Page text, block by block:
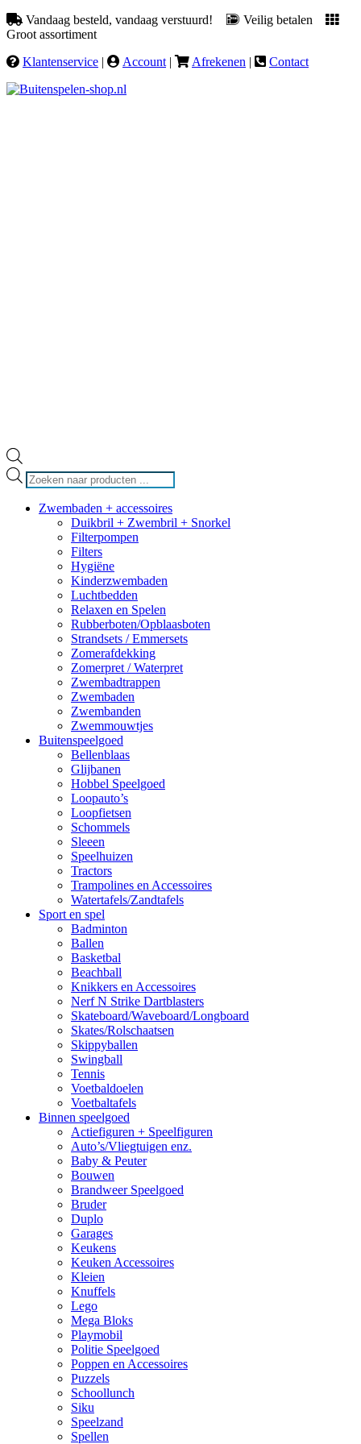
Vandaag besteld, vandaag verstuurd!
Veilig betalen
Groot assortiment
Klantenservice | Account | Afrekenen | Contact
Producten
zoeken
Zwembaden + accessoires
Duikbril + Zwembril + Snorkel
Filterpompen
Filters
Hygiëne
Kinderzwembaden
Luchtbedden
Relaxen en Spelen
Rubberboten/Opblaasboten
Strandsets / Emmersets
Zomerafdekking
Zomerpret / Waterpret
Zwembadtrappen
Zwembaden
Zwembanden
Zwemmouwtjes
Buitenspeelgoed
Bellenblaas
Glijbanen
Hobbel Speelgoed
Loopauto’s
Loopfietsen
Schommels
Sleeen
Speelhuizen
Tractors
Trampolines en Accessoires
Watertafels/Zandtafels
Sport en spel
Badminton
Ballen
Basketbal
Beachball
Knikkers en Accessoires
Nerf N Strike Dartblasters
Skateboard/Waveboard/Longboard
Skates/Rolschaatsen
Skippyballen
Swingball
Tennis
Voetbaldoelen
Voetbaltafels
Binnen speelgoed
Actiefiguren + Speelfiguren
Auto’s/Vliegtuigen enz.
Baby & Peuter
Bouwen
Brandweer Speelgoed
Bruder
Duplo
Garages
Keukens
Keuken Accessoires
Kleien
Knuffels
Lego
Mega Bloks
Playmobil
Politie Speelgoed
Poppen en Accessoires
Puzzels
Schoollunch
Siku
Speelzand
Spellen